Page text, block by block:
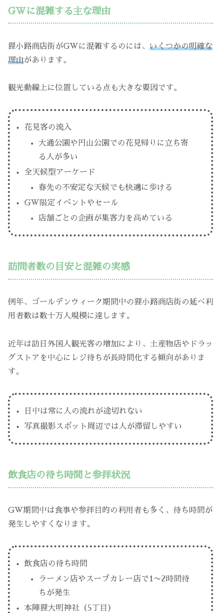
GWに混雑する主な理由
狸小路商店街がGWに混雑するのには、 いくつかの明確な
理由があります。
観光動線上に位置している点も大きな要因です。
花見客の流入
大通公園や円山公園での花見帰りに立ち寄
る人が多い
全天候型アーケード
春先の不安定な天候でも快適に歩ける
GW限定イベントやセール
店舗ごとの企画が集客力を高めている
訪問者数の目安と混雑の実感
例年、ゴールデンウィーク期間中の狸小路商店街の延べ利
用者数は数十万人規模に達します。
近年は訪日外国人観光客の増加により、土産物店やドラッ
グストアを中心にレジ待ちが長時間化する傾向がありま
す。
日中は常に人の流れが途切れない
写真撮影スポット周辺では人が滞留しやすい
飲食店の待ち時間と参拝状況
GW期間中は食事や参拝目的の利用者も多く、待ち時間が
発生しやすくなります。
飲食店の待ち時間
ラーメン店やスープカレー店で1〜2時間待
ちが発生
本陣狸大明神社（5丁目）